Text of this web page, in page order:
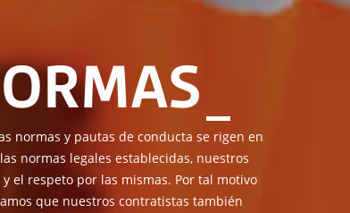
normas y pautas de conducta se rigen en
normas legales establecidas, nuestros
y el respeto por las mismas. Por tal motivo
que nuestros contratistas también